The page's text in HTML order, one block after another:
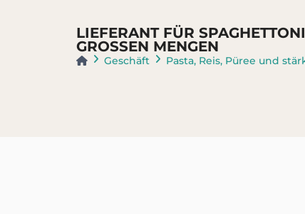
Toiletten
LIEFERANT FÜR
GROSSEN MENGEN
Geschäft Pasta, Reis, Püree und